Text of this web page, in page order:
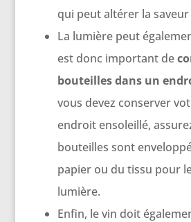
qui peut altérer la saveur
La lumière peut
est donc important de
bouteilles dans un
vous devez conserver
endroit ensoleillé,
bouteilles sont
papier ou du tissu pour
lumière.
Enfin, le vin doit